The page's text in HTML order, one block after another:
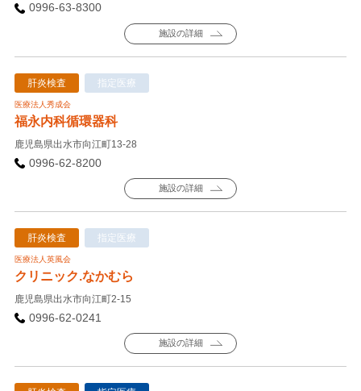
0996-63-8300
施設の詳細
肝炎検査 指定医療
医療法人秀成会
福永内科循環器科
鹿児島県出水市向江町13-28
0996-62-8200
施設の詳細
肝炎検査 指定医療
医療法人英風会
クリニック.なかむら
鹿児島県出水市向江町2-15
0996-62-0241
施設の詳細